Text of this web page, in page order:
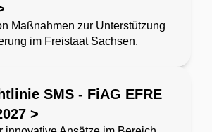
Maßnahmen zur Unterstützung
im Freistaat Sachsen.
SMS - FiAG EFRE
>